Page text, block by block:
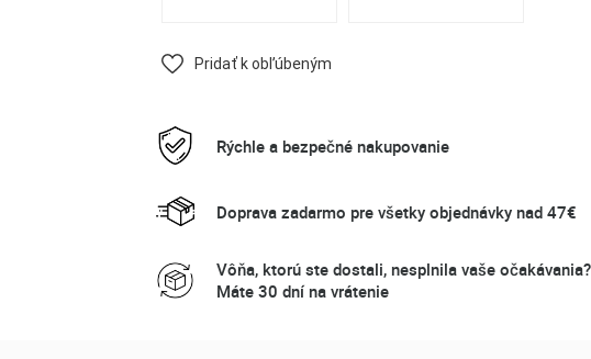
Pridať k obľúbeným
Rýchle a bezpečné nakupovanie
Doprava zadarmo pre všetky objednávky nad 47€
Vôňa, ktorú ste dostali, nesplnila vaše očakávania?
Máte 30 dní na vrátenie